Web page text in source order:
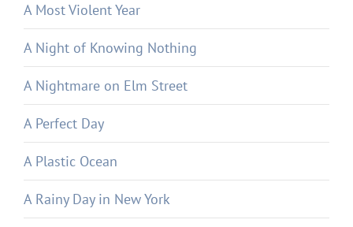
A Most Violent Year
A Night of Knowing Nothing
A Nightmare on Elm Street
A Perfect Day
A Plastic Ocean
A Rainy Day in New York